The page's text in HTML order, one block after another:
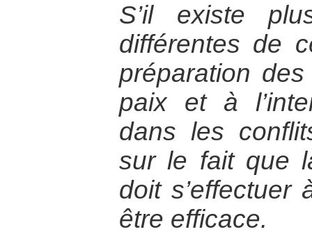
S’il existe
différentes de
préparation
paix et à
dans les
sur le fait que
doit s’effectuer
être efficace.